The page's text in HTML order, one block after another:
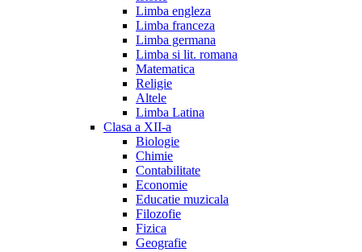
Limba engleza
Limba franceza
Limba germana
Limba si lit. romana
Matematica
Religie
Altele
Limba Latina
Clasa a XII-a
Biologie
Chimie
Contabilitate
Economie
Educatie muzicala
Filozofie
Fizica
Geografie